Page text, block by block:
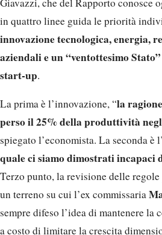
in quattro linee guida le priorità
innovazione tecnologica, energia,
aziendali e un “ventottesimo
start-up.
La prima è l’innovazione, “la
perso il 25% della produttività
spiegato l’economista. La seconda è
quale ci siamo dimostrati incapaci
Terzo punto, la revisione delle regole
un terreno su cui l’ex commissaria
sempre difeso l’idea di mantenere la
a costo di limitare la crescita